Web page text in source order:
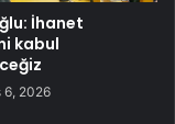
İhanet
kabul
6, 2026